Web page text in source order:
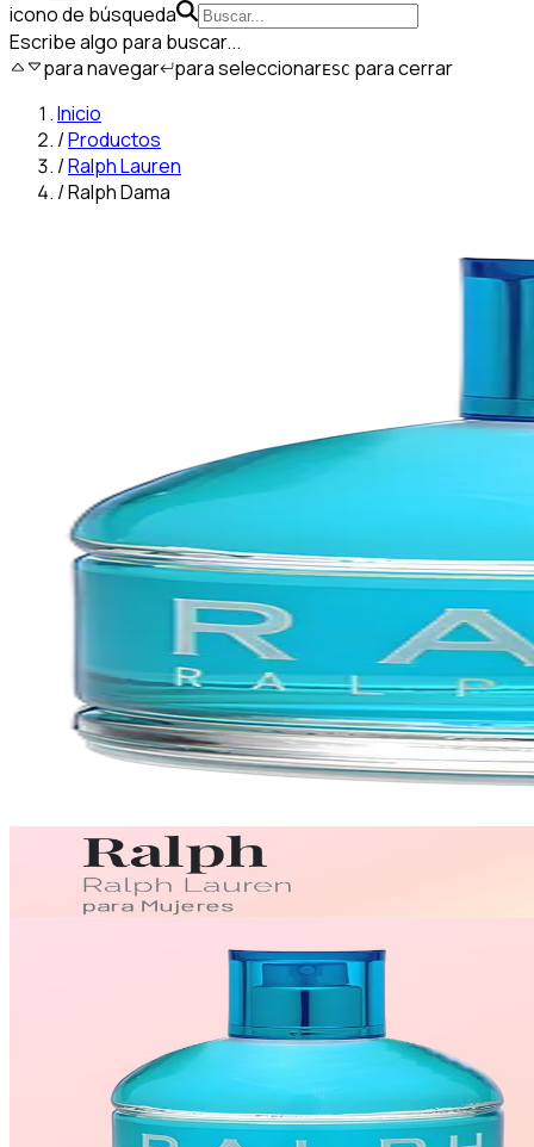
icono de búsqueda
Escribe algo para buscar...
para navegar para seleccionarESC para cerrar
Inicio
/Productos
/Ralph Lauren
/Ralph Dama